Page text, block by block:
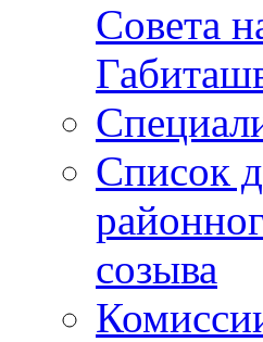
Совета
Список
созыва